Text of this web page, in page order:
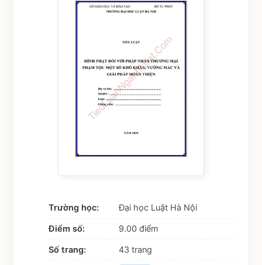
Trường học:
Đại học Luật Hà Nội
Điểm số:
9.00 điểm
Số trang:
43 trang